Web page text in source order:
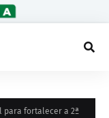
para fortalecer a 2ª